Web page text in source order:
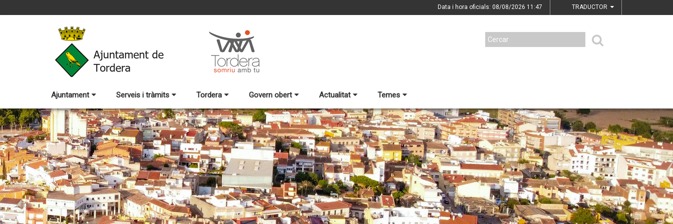
Data i hora oficials: 08/08/2026 11:47 TRADUCTOR
Ajuntament Serveis i tràmits Tordera Govern obert Actualitat Temes